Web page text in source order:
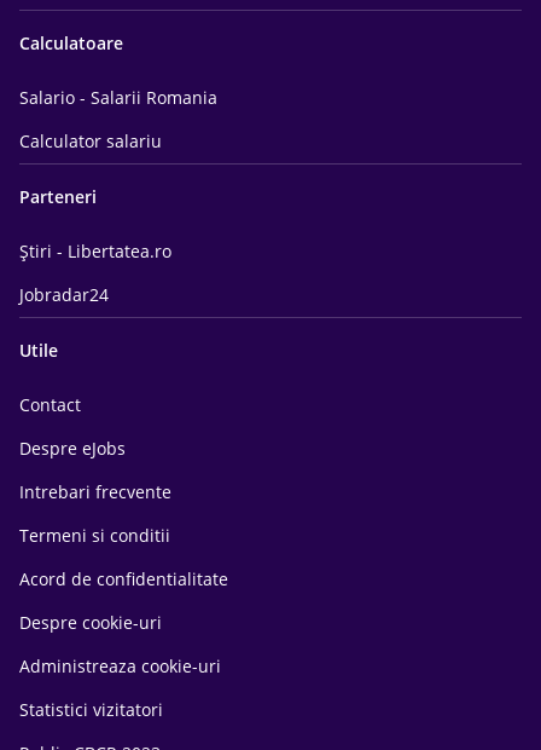
Calculatoare
Salario - Salarii Romania
Calculator salariu
Parteneri
Știri - Libertatea.ro
Jobradar24
Utile
Contact
Despre eJobs
Intrebari frecvente
Termeni si conditii
Acord de confidentialitate
Despre cookie-uri
Administreaza cookie-uri
Statistici vizitatori